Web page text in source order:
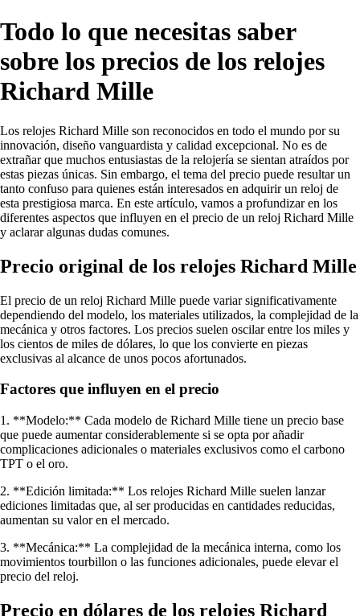
Todo lo que necesitas saber
sobre los precios de los relojes
Richard Mille
Los relojes Richard Mille son reconocidos en todo el mundo por su
innovación, diseño vanguardista y calidad excepcional. No es de
extrañar que muchos entusiastas de la relojería se sientan atraídos por
estas piezas únicas. Sin embargo, el tema del precio puede resultar un
tanto confuso para quienes están interesados en adquirir un reloj de
esta prestigiosa marca. En este artículo, vamos a profundizar en los
diferentes aspectos que influyen en el precio de un reloj Richard Mille
y aclarar algunas dudas comunes.
Precio original de los relojes Richard Mille
El precio de un reloj Richard Mille puede variar significativamente
dependiendo del modelo, los materiales utilizados, la complejidad de la
mecánica y otros factores. Los precios suelen oscilar entre los miles y
los cientos de miles de dólares, lo que los convierte en piezas
exclusivas al alcance de unos pocos afortunados.
Factores que influyen en el precio
1. **Modelo:** Cada modelo de Richard Mille tiene un precio base
que puede aumentar considerablemente si se opta por añadir
complicaciones adicionales o materiales exclusivos como el carbono
TPT o el oro.
2. **Edición limitada:** Los relojes Richard Mille suelen lanzar
ediciones limitadas que, al ser producidas en cantidades reducidas,
aumentan su valor en el mercado.
3. **Mecánica:** La complejidad de la mecánica interna, como los
movimientos tourbillon o las funciones adicionales, puede elevar el
precio del reloj.
Precio en dólares de los relojes Richard